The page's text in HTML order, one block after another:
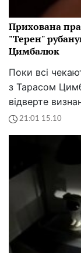
Прихована
"Терен"
Цимбалюк
Поки всі
з Тарасом
відверте
21:01 15.10